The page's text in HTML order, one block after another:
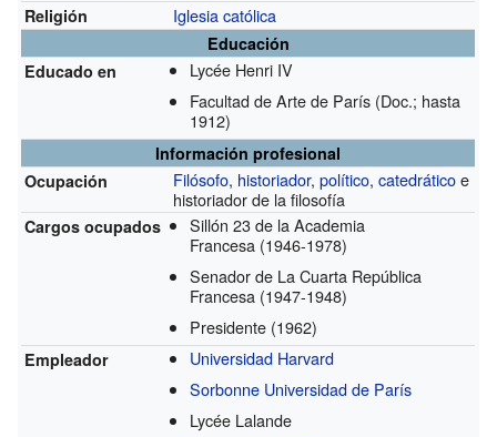
Religión Iglesia católica
Educación
Educado en
Lycée Henri IV
Facultad de Arte de París (Doc.; hasta
1912)
Información profesional
Ocupación
Filósofo, historiador,político,catedráticoe
historiador de la filosofía
Cargos ocupados
Sillón 23 de la Academia
Francesa (1946-1978)
Senador de La Cuarta República
Francesa (1947-1948)
Presidente (1962)
Empleador
Universidad Harvard
Sorbonne Universidad de París
Lycée Lalande